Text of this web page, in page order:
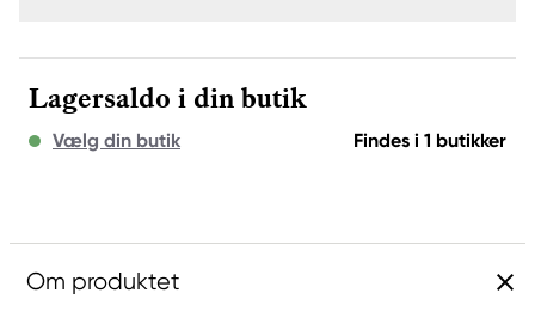
Lagersaldo i din butik
Vælg din butik Findes i 1 butikker
Om produktet